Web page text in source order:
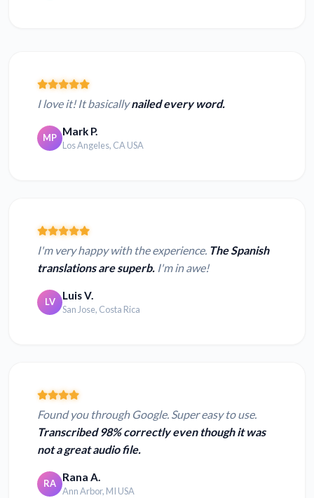
I love it! It basicallynailed every word.
MP Mark P.
Los Angeles, CA USA
I'm very happy with the experience. The Spanish
translations are superb. I'm in awe!
LV Luis V.
San Jose, Costa Rica
Found you through Google. Super easy to use.
Transcribed 98% correctly even though it was
not a great audio file.
RA Rana A.
Ann Arbor, MI USA